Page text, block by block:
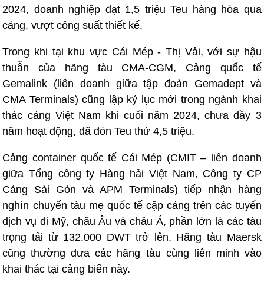
2024, doanh nghiệp đạt 1,5 triệu Teu hàng hóa qua
cảng, vượt công suất thiết kế.
Trong khi tại khu vực Cái Mép - Thị Vải, với sự hậu
thuẫn của hãng tàu CMA-CGM, Cảng quốc tế
Gemalink (liên doanh giữa tập đoàn Gemadept và
CMA Terminals) cũng lập kỷ lục mới trong ngành khai
thác cảng Việt Nam khi cuối năm 2024, chưa đầy 3
năm hoạt động, đã đón Teu thứ 4,5 triệu.
Cảng container quốc tế Cái Mép (CMIT – liên doanh
giữa Tổng công ty Hàng hải Việt Nam, Công ty CP
Cảng Sài Gòn và APM Terminals) tiếp nhận hàng
nghìn chuyến tàu mẹ quốc tế cập cảng trên các tuyến
dịch vụ đi Mỹ, châu Âu và châu Á, phần lớn là các tàu
trọng tải từ 132.000 DWT trở lên. Hãng tàu Maersk
cũng thường đưa các hãng tàu cùng liên minh vào
khai thác tại cảng biển này.